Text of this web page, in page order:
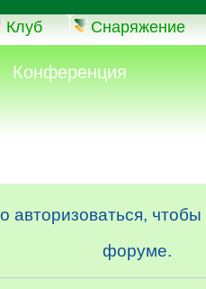
Клуб Снаряжение
Конференция
авторизоваться, чтобы
форуме.